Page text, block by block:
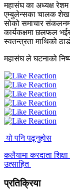
महासंघ का अध्यक्ष रेशम
एम्बुलेन्सका चालक शेख
सोको समाचार
कार्यकक्षमा छलफल
स्वतन्त्रता माथिको
महासंघ ले घटनाको
यो पनि पढ्नुहोस
कलैयामा करदाता
उत्साहित
प्रतिक्रिया